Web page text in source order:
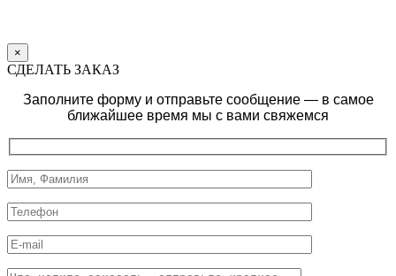
×
СДЕЛАТЬ ЗАКАЗ
Заполните форму и отправьте сообщение — в самое
ближайшее время мы с вами свяжемся